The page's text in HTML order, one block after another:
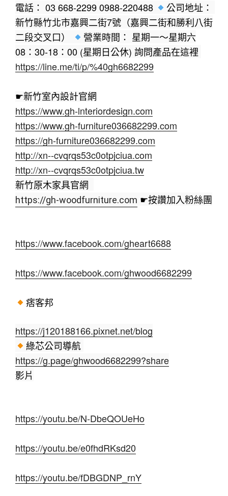
電話： 03 668-2299 0988-220488
公司地址：
新竹縣竹北市嘉興二街7號（嘉興二街和勝利八街
二段交叉口）
營業時間： 星期一〜星期六
08：30-18：00 (星期日公休) 詢問產品在這裡
https://line.me/ti/p/%40gh6682299
☛新竹室內設計官網
https://www.gh-lnteriordesign.com
https://www.gh-furniture036682299.com
https://gh-furniture036682299.com
http://xn--cvqrqs53c0otpjciua.com
http://xn--cvqrqs53c0otpjciua.tw
新竹原木家具官網
https://gh-woodfurniture.com ☛按讚加入粉絲團
https://www.facebook.com/gheart6688
https://www.facebook.com/ghwood6682299
痞客邦
https://j120188166.pixnet.net/blog
綠芯公司導航
https://g.page/ghwood6682299?share
影片
https://youtu.be/N-DbeQOUeHo
https://youtu.be/e0fhdRKsd20
https://youtu.be/fDBGDNP_rnY